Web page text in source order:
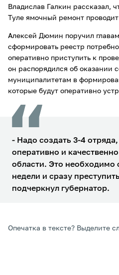
Владислав Галкин рассказал,
Туле ямочный ремонт проводит
Алексей Дюмин поручил
сформировать реестр
оперативно приступить к
он распорядился об оказании
муниципалитетам в
которые будут оперативно
- Надо создать 3-4
оперативно и
области. Это необходимо
недели и сразу
подчеркнул губернатор.
Опечатка в тексте? Выделите